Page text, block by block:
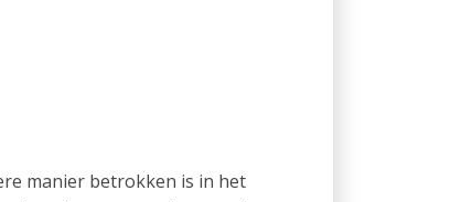
manier betrokken is in het